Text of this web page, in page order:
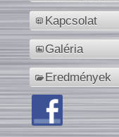
Kapcsolat
Galéria
Eredmények